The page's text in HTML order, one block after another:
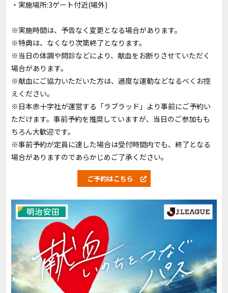
・実施場所:3ゲート付近(場外)
※実施時間は、予告なく変更となる場合があります。
※特典は、なくなり次第終了となります。
※当日の体調や問診などにより、献血をお断りさせていただく
場合があります。
※献血にご協力いただいた方は、過度な運動などなるべくお控
えください。
※日本赤十字社が運営する「ラブラッド」より事前にご予約い
ただけます。事前予約を推奨していますが、当日のご参加もも
ちろん大歓迎です。
※事前予約が定員に達した場合は受付時間内でも、終了となる
場合がありますのであらかじめご了承ください。
ご予約はこちら